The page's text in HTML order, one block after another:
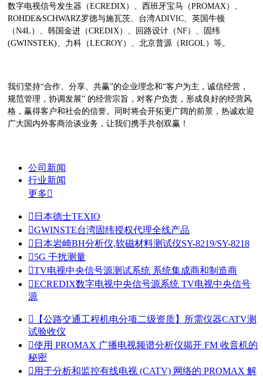
数字电视信号发生器（ECREDIX）、西班牙宝马（PROMAX）、
ROHDE&SCHWARZ罗德与施瓦茨、台湾ADIVIC、英国牛顿
（N4L）、韩国金进（CREDIX）、回路设计（NF）、固纬
(GWINSTEK)、力科（LECROY）、北京普源（RIGOL）等。
我们坚持“合作、分享、共赢”的企业理念和“客户为主，诚信经营，
规范管理，协调发展” 的经营宗旨，对客户负责，形成良好的经营风
格，赢得客户和社会的信誉。同时将会开拓更广阔的前景，热诚欢迎
广大国内外客商洽谈业务，让我们携手共创双赢！
公司新闻
行业新闻
更多
 日本德士TEXIO
GWINSTE台湾固纬授权代理全线产品
 日本岩崎BH分析仪,软磁材料测试仪SY-8219/SY-8218
5G 干扰测量
TV电视中央信号源测试系统 系统集成商和制造商
ECREDIX数字电视中央信号源系统 TV电视中央信号
源

【公路交通工程机电分项二级资质】所需仪器CATV测
试验收仪
使用 PROMAX 广播电视频谱分析仪揭开 FM 收音机的
秘密
 用于分析和监控有线电视 (CATV) 网络的 PROMAX 解